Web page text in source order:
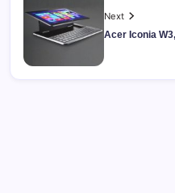
Next
Acer Iconia